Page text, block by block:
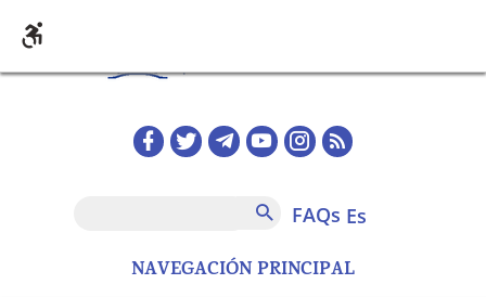
NAVEGACIÓN PRINCIPAL
Redes sociales home
FAQs
FAQs es